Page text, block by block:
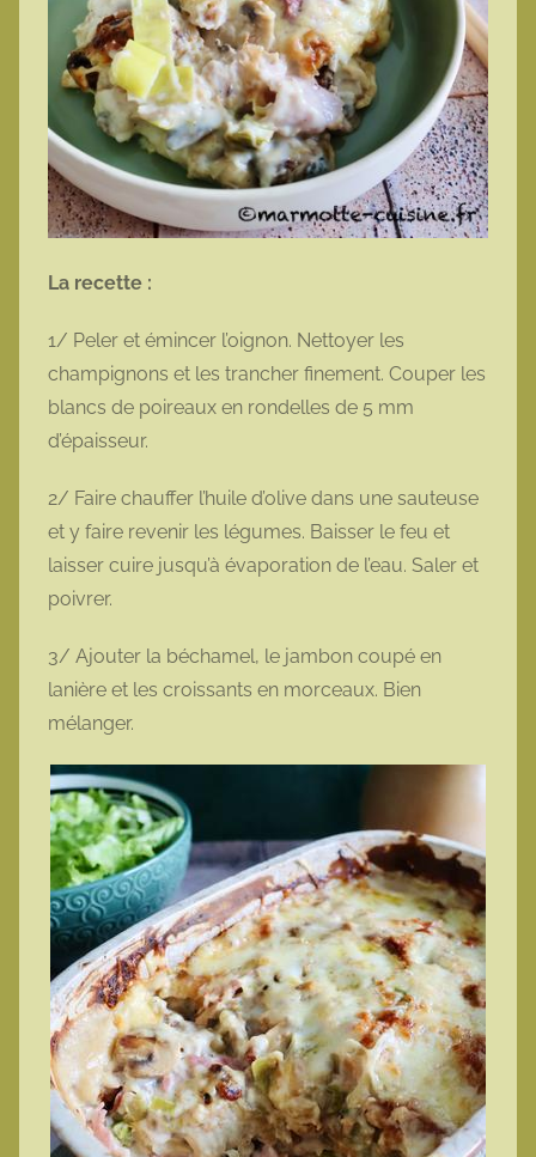
La recette :
1/ Peler et émincer l’oignon. Nettoyer les
champignons et les trancher finement. Couper les
blancs de poireaux en rondelles de 5 mm
d’épaisseur.
2/ Faire chauffer l’huile d’olive dans une sauteuse
et y faire revenir les légumes. Baisser le feu et
laisser cuire jusqu’à évaporation de l’eau. Saler et
poivrer.
3/ Ajouter la béchamel, le jambon coupé en
lanière et les croissants en morceaux. Bien
mélanger.